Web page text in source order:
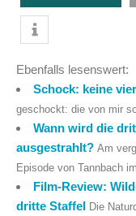
Ebenfalls lesenswert:
Schock: keine
geschockt: die von mir
Wann wird die
ausgestrahlt? Am
Episode von Tannbach
Film-Review:
dritte Staffel Die